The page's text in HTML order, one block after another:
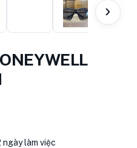
›
ngày làm việc